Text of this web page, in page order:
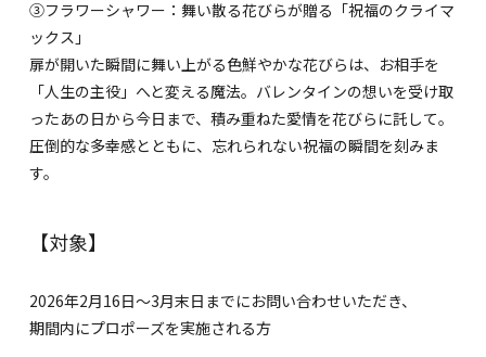
③フラワーシャワー：舞い散る花びらが贈る「祝福のクライマ
ックス」
扉が開いた瞬間に舞い上がる色鮮やかな花びらは、お相手を
「人生の主役」へと変える魔法。バレンタインの想いを受け取
ったあの日から今日まで、積み重ねた愛情を花びらに託して。
圧倒的な多幸感とともに、忘れられない祝福の瞬間を刻みま
す。
【対象】
2026年2月16日〜3月末日までにお問い合わせいただき、
期間内にプロポーズを実施される方